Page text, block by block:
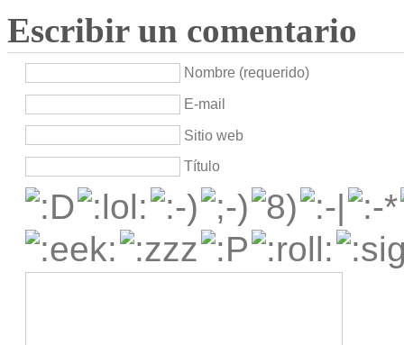
Escribir un comentario
Nombre (requerido)
E-mail
Sitio web
Título